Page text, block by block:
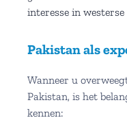
interesse in
Pakistan als
Wanneer u
Pakistan, is het
kennen: